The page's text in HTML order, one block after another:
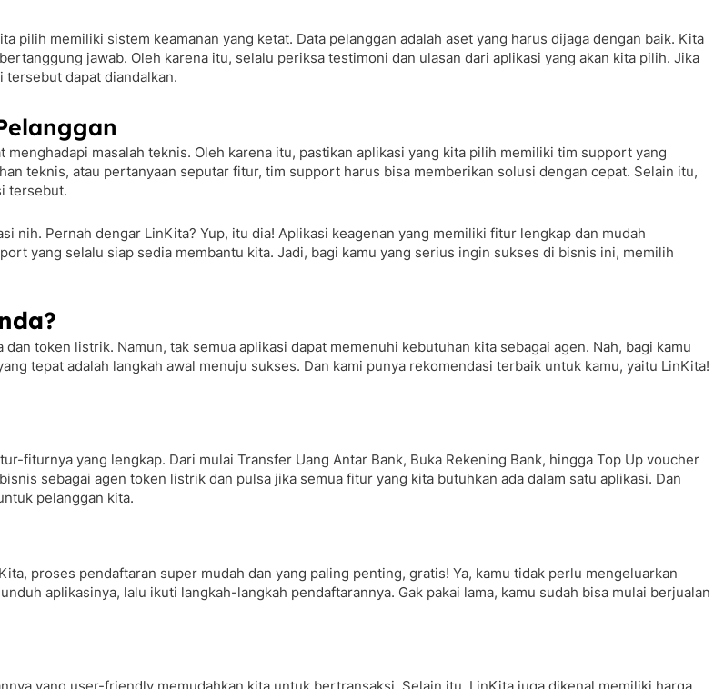
pilih memiliki sistem keamanan yang ketat. Data pelanggan adalah aset yang harus dijaga dengan baik. Kita
jawab. Oleh karena itu, selalu periksa testimoni dan ulasan dari aplikasi yang akan kita pilih. Jika
tersebut dapat diandalkan.
masalah teknis. Oleh karena itu, pastikan aplikasi yang kita pilih memiliki tim support yang
teknis, atau pertanyaan seputar fitur, tim support harus bisa memberikan solusi dengan cepat. Selain itu,
tersebut.
nih. Pernah dengar LinKita? Yup, itu dia! Aplikasi keagenan yang memiliki fitur lengkap dan mudah
yang selalu siap sedia membantu kita. Jadi, bagi kamu yang serius ingin sukses di bisnis ini, memilih
token listrik. Namun, tak semua aplikasi dapat memenuhi kebutuhan kita sebagai agen. Nah, bagi kamu
tepat adalah langkah awal menuju sukses. Dan kami punya rekomendasi terbaik untuk kamu, yaitu LinKita!
fiturnya yang lengkap. Dari mulai Transfer Uang Antar Bank, Buka Rekening Bank, hingga Top Up voucher
sebagai agen token listrik dan pulsa jika semua fitur yang kita butuhkan ada dalam satu aplikasi. Dan
pelanggan kita.
proses pendaftaran super mudah dan yang paling penting, gratis! Ya, kamu tidak perlu mengeluarkan
aplikasinya, lalu ikuti langkah-langkah pendaftarannya. Gak pakai lama, kamu sudah bisa mulai berjualan